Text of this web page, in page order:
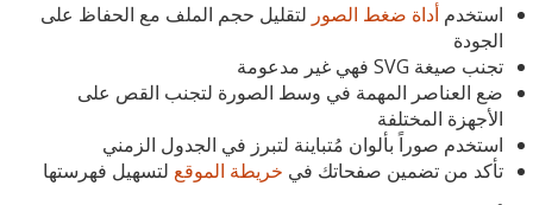
استخدم أداة ضغط الصور لتقليل حجم الملف مع الحفاظ على
الجودة
تجنب صيغة SVG فهي غير مدعومة
ضع العناصر المهمة في وسط الصورة لتجنب القص على
الأجهزة المختلفة
استخدم صوراً بألوان مُتباينة لتبرز في الجدول الزمني
تأكد من تضمين صفحاتك في خريطة الموقع لتسهيل فهرستها